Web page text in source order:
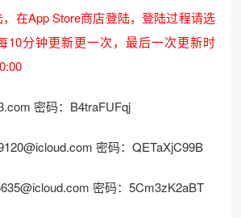
在App Store商店登陆，登陆过程请选
10分钟更新更一次，最后一次更新时
密码：B4traFUFqj
密码：QETaXjC99B
密码：5Cm3zK2aBT